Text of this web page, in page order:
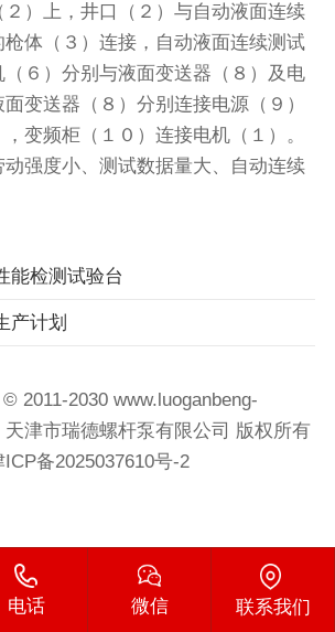
２）上，井口（２）与自动液面连续
体（３）连接，自动液面连续测试
６）分别与液面变送器（８）及电
变送器（８）分别连接电源（９）
变频柜（１０）连接电机（１）。
强度小、测试数据量大、自动连续
能检测试验台
产计划
2011-2030 www.luoganbeng-
天津市瑞德螺杆泵有限公司 版权所有
ICP备2025037610号-2
电话 微信 联系我们